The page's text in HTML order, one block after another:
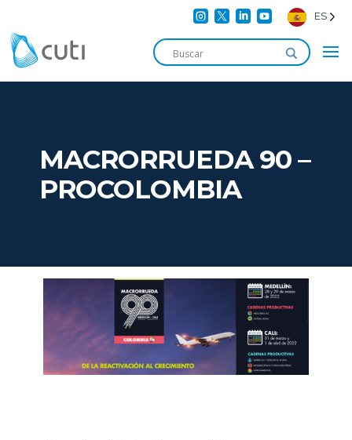
    ES
MACRORRUEDA 90 –
PROCOLOMBIA